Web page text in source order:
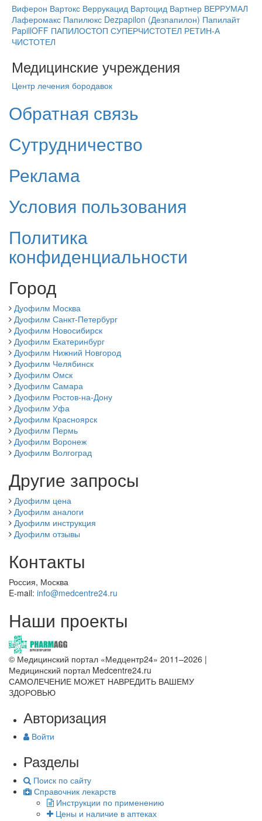
Виферон Вартокс Веррукацид Вартоцид Вартнер ВЕРРУМАЛ
Лаферомакс Папилюкс Dezpapilon (Дезпапилон) Папилайт
PapillOFF ПАПИЛОСТОП СУПЕРЧИСТОТЕЛ РЕТИН-А
ЧИСТОТЕЛ
Медицинские учреждения
Центр лечения бородавок
Обратная связь
Сутрудничество
Реклама
Условия пользования
Политика
конфиденциальности
Город
Дуофилм Москва
Дуофилм Санкт-Петербург
Дуофилм Новосибирск
Дуофилм Екатеринбург
Дуофилм Нижний Новгород
Дуофилм Челябинск
Дуофилм Омск
Дуофилм Самара
Дуофилм Ростов-на-Дону
Дуофилм Уфа
Дуофилм Красноярск
Дуофилм Пермь
Дуофилм Воронеж
Дуофилм Волгоград
Другие запросы
Дуофилм цена
Дуофилм аналоги
Дуофилм инструкция
Дуофилм отзывы
Контакты
Россия, Москва
E-mail: info@medcentre24.ru
Наши проекты
© Медицинский портал «Медцентр24» 2011–2026 |
Медицинский портал Medcentre24.ru
САМОЛЕЧЕНИЕ МОЖЕТ НАВРЕДИТЬ ВАШЕМУ
ЗДОРОВЬЮ
Авторизация
Войти
Разделы
Поиск по сайту
Справочник лекарств
Инструкции по применению
Цены и наличие в аптеках